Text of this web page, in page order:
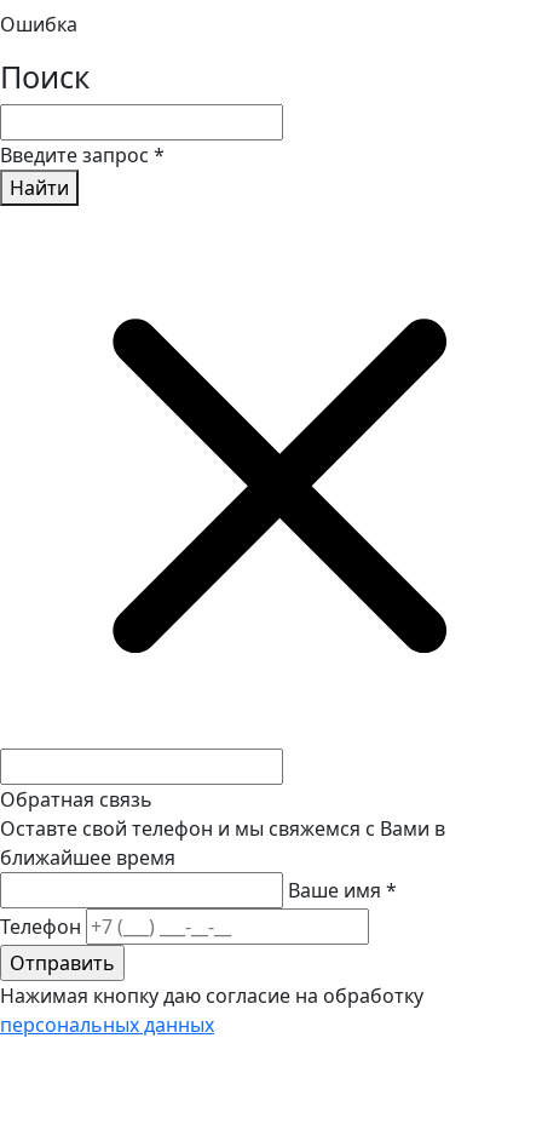
Ошибка
Поиск
Введите запрос *
Найти
Обратная связь
Оставте свой телефон и мы свяжемся с Вами в
ближайшее время
Ваше имя *
Телефон
Нажимая кнопку даю согласие на обработку
персональных данных